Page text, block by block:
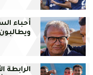
أحباء
الرابطة